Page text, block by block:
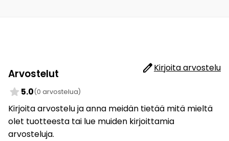
Arvostelut editKirjoita arvostelu
star 5.0(0 arvostelua)
Kirjoita arvostelu ja anna meidän tietää mitä mieltä
olet tuotteesta tai lue muiden kirjoittamia
arvosteluja.